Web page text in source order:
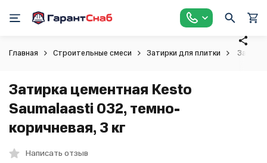
Главная Строительные смеси Затирки для плитки
Затирка цементная Kesto
Saumalaasti 032, темно-
коричневая, 3 кг
Написать отзыв